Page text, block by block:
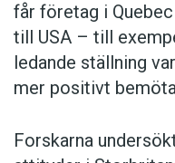
får företag i
till USA – till
ledande ställning
mer positivt
Forskarna